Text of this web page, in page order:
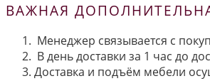
ВАЖНАЯ
Менеджер связывается с
В день доставки за 1 час до
Доставка и подъём мебели